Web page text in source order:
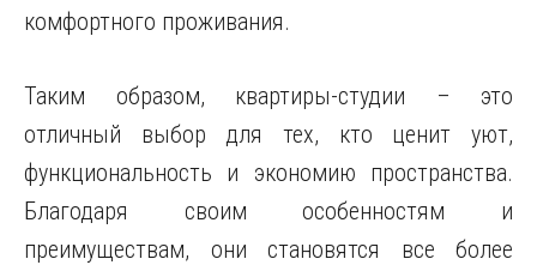
комфортного проживания.
Таким образом, квартиры-студии – это
отличный выбор для тех, кто ценит уют,
функциональность и экономию пространства.
Благодаря своим особенностям и
преимуществам, они становятся все более